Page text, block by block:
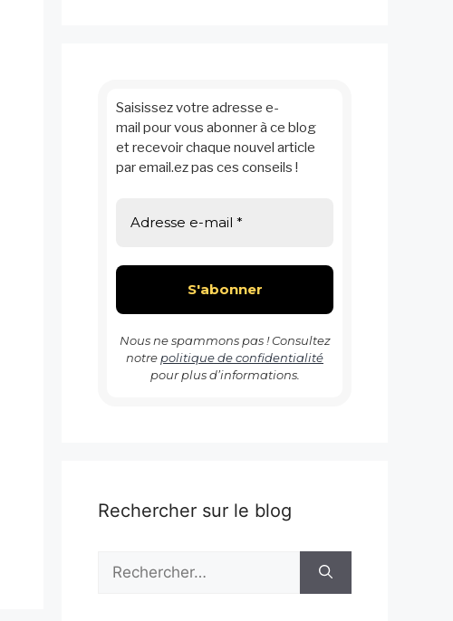
Saisissez votre adresse e-
mail pour vous abonner à ce blog
et recevoir chaque nouvel article
par email.ez pas ces conseils !
Nous ne spammons pas ! Consultez
notre politique de confidentialité
pour plus d’informations.
Rechercher sur le blog